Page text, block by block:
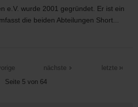
e.V. wurde 2001 gegründet. Er ist ein
die beiden Abteilungen Short...
Seite 5 von 64
nächste letzte